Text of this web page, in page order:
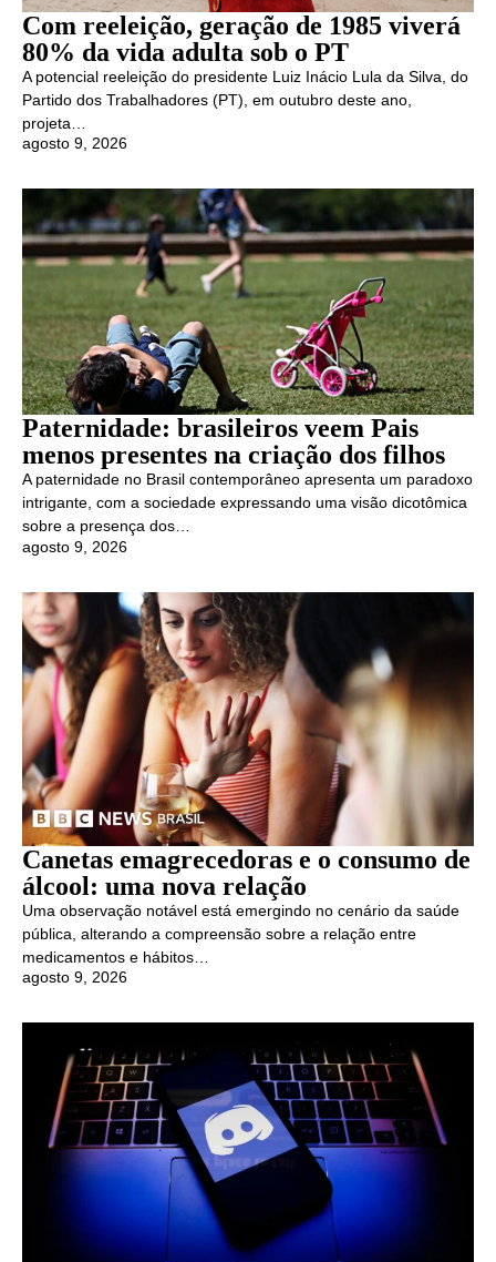
Com reeleição, geração de 1985 viverá
80% da vida adulta sob o PT
A potencial reeleição do presidente Luiz Inácio Lula da Silva, do
Partido dos Trabalhadores (PT), em outubro deste ano,
projeta…
agosto 9, 2026
Paternidade: brasileiros veem Pais
menos presentes na criação dos filhos
A paternidade no Brasil contemporâneo apresenta um paradoxo
intrigante, com a sociedade expressando uma visão dicotômica
sobre a presença dos…
agosto 9, 2026
Canetas emagrecedoras e o consumo de
álcool: uma nova relação
Uma observação notável está emergindo no cenário da saúde
pública, alterando a compreensão sobre a relação entre
medicamentos e hábitos…
agosto 9, 2026